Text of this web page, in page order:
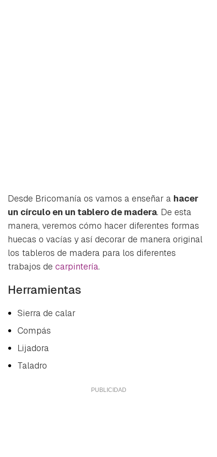
Desde Bricomanía os vamos a enseñar a hacer
un círculo en un tablero de madera. De esta
manera, veremos cómo hacer diferentes formas
huecas o vacías y así decorar de manera original
los tableros de madera para los diferentes
trabajos de carpintería.
Herramientas
Sierra de calar
Compás
Lijadora
Taladro